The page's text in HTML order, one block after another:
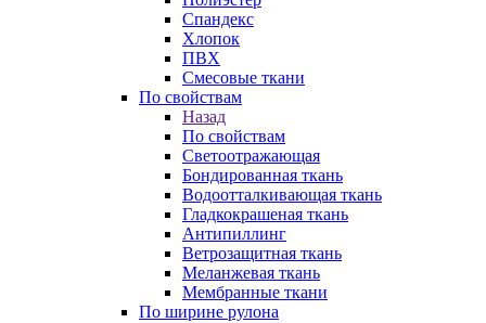
Спандекс
Хлопок
ПВХ
Смесовые ткани
По свойствам
Назад
По свойствам
Светоотражающая
Бондированная ткань
Водоотталкивающая ткань
Гладкокрашеная ткань
Антипиллинг
Ветрозащитная ткань
Меланжевая ткань
Мембранные ткани
По ширине рулона